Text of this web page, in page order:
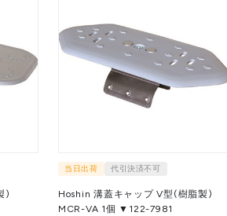
)
当日出荷 代引決済不可
Hoshin 溝蓋キャップ V型(樹脂製)
MCR-VA 1個 ▼122-7981